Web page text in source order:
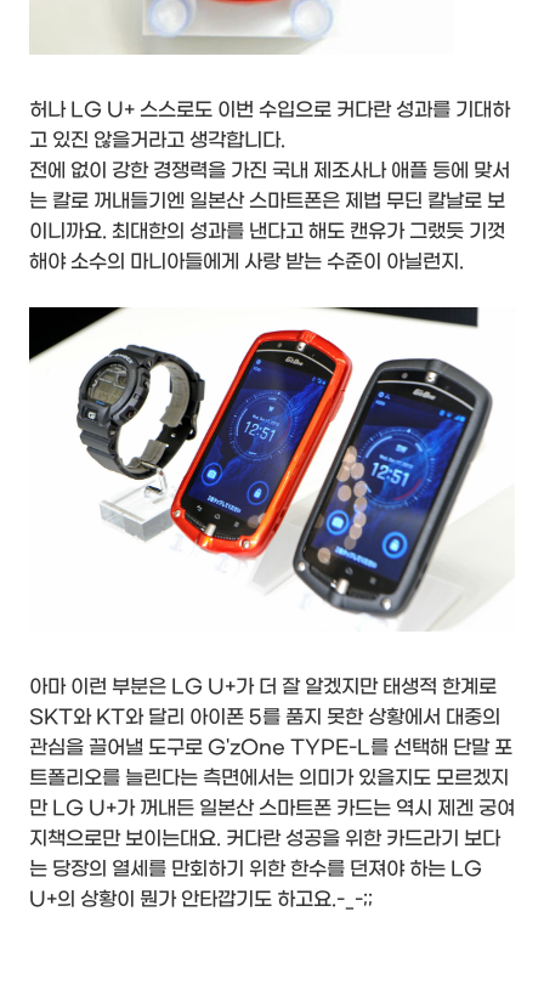
허나 LG U+ 스스로도 이번 수입으로 커다란 성과를 기대하
고 있진 않을거라고 생각합니다.
전에 없이 강한 경쟁력을 가진 국내 제조사나 애플 등에 맞서
는 칼로 꺼내들기엔 일본산 스마트폰은 제법 무딘 칼날로 보
이니까요. 최대한의 성과를 낸다고 해도 캔유가 그랬듯 기껏
해야 소수의 마니아들에게 사랑 받는 수준이 아닐런지.
아마 이런 부분은 LG U+가 더 잘 알겠지만 태생적 한계로
SKT와 KT와 달리 아이폰 5를 품지 못한 상황에서 대중의
관심을 끌어낼 도구로 G'zOne TYPE-L를 선택해 단말 포
트폴리오를 늘린다는 측면에서는 의미가 있을지도 모르겠지
만 LG U+가 꺼내든 일본산 스마트폰 카드는 역시 제겐 궁여
지책으로만 보이는대요. 커다란 성공을 위한 카드라기 보다
는 당장의 열세를 만회하기 위한 한수를 던져야 하는 LG
U+의 상황이 뭔가 안타깝기도 하고요.-_-;;